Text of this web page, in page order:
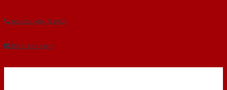
Yêu cầu gọi lại (3 phút)
Dành cho đại lý